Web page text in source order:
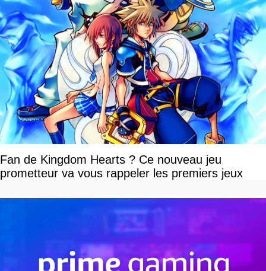
Fan de Kingdom Hearts ? Ce nouveau jeu
prometteur va vous rappeler les premiers jeux